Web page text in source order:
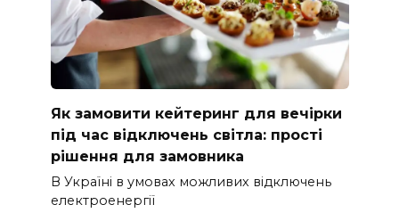
Як замовити кейтеринг для вечірки
під час відключень світла: прості
рішення для замовника
В Україні в умовах можливих відключень
електроенергії